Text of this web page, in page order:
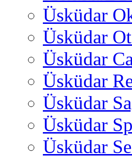
Üsküdar
Üsküdar
Üsküdar
Üsküdar
Üsküdar
Üsküdar
Üsküdar